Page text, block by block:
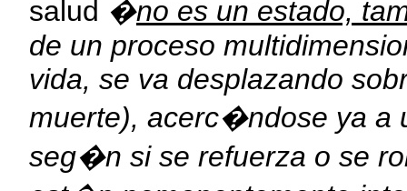
salud �no es un estado,
de un proceso
vida, se va desplazando
muerte), acerc�ndose ya a
seg�n si se refuerza o se